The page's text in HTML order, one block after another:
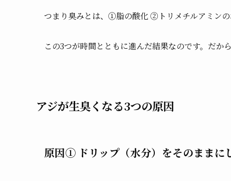
つまり臭みとは、①脂の酸化 ②トリメチルアミン
この3つが時間とともに進んだ結果なのです。だか
アジが生臭くなる3つの原因
原因① ドリップ（水分）をそのままに